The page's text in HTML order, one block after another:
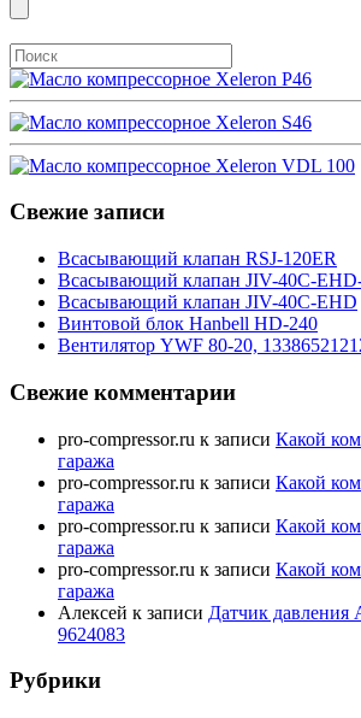
Свежие записи
Всасывающий клапан RSJ-120ER
Всасывающий клапан JIV-40C-
Всасывающий клапан JIV-40C-EHD
Винтовой блок Hanbell HD-240
Вентилятор YWF 80-20,
Свежие комментарии
pro-compressor.ru к записи Какой
гаража
pro-compressor.ru к записи Какой
гаража
pro-compressor.ru к записи Какой
гаража
pro-compressor.ru к записи Какой
гаража
Алексей к записи Датчик давления
9624083
Рубрики